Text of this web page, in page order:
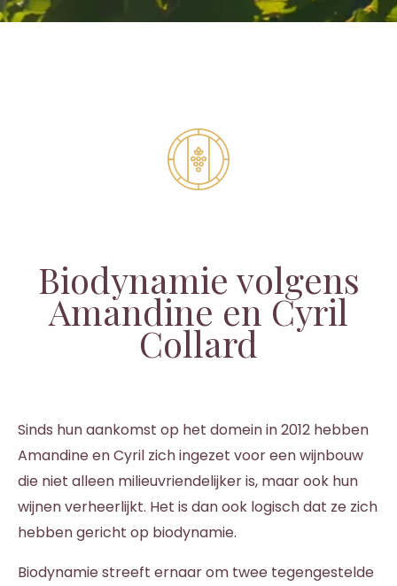
Biodynamie volgens
Amandine en Cyril
Collard
Sinds hun aankomst op het domein in 2012 hebben
Amandine en Cyril zich ingezet voor een wijnbouw
die niet alleen milieuvriendelijker is, maar ook hun
wijnen verheerlijkt. Het is dan ook logisch dat ze zich
hebben gericht op biodynamie.
Biodynamie streeft ernaar om twee tegengestelde